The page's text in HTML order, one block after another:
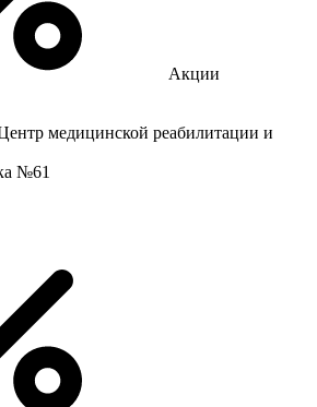
Акции
медицинской реабилитации и
№61